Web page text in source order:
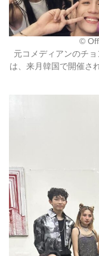
©︎
元コメディアンのチ
は、来月韓国で開催さ